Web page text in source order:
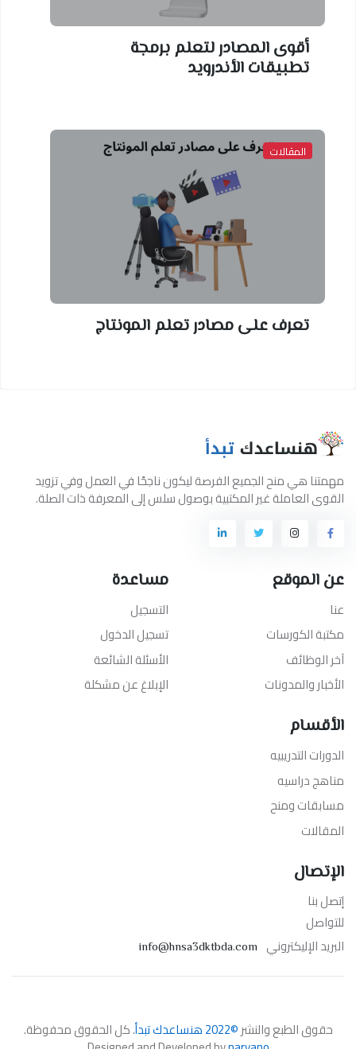
أقوى المصادر لتعلم برمجة
تطبيقات الأندرويد
المقالات
تعرف على مصادر تعلم المونتاج
مهمتنا هي منح الجميع الفرصة ليكون ناجحًا في العمل وفي تزويد
القوى العاملة غير المكتبية بوصول سلس إلى المعرفة ذات الصلة.
عن الموقع
عنا
مكتبة الكورسات
آخر الوظائف
الأخبار والمدونات
مساعدة
التسجيل
تسجيل الدخول
الأسئلة الشائعة
الإبلاغ عن مشكلة
الأقسام
الدورات التدريبيه
مناهج دراسيه
مسابقات ومنح
المقالات
الإتصال
إتصل بنا
للتواصل
البريد الإليكتروني info@hnsa3dktbda.com
حقوق الطبع والنشر©2022 هنساعدك تبدأ . كل الحقوق محفوظة.